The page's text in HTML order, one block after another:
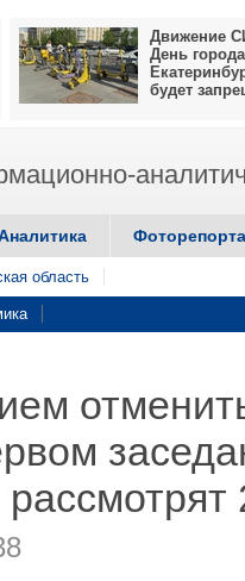
Движение
День города
будет
область